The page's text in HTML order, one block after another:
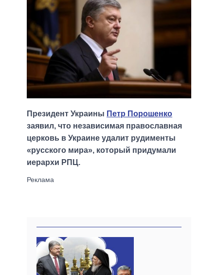
Президент Украины Петр Порошенко
заявил, что независимая православная
церковь в Украине удалит рудименты
«русского мира», который придумали
иерархи РПЦ.